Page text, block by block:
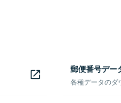
郵便番号デー
各種データのダ